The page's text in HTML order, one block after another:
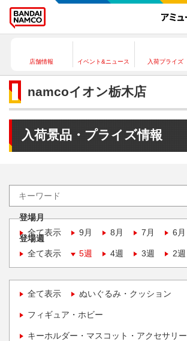
店舗情報 イベント&ニュース 入荷プライズ
namcoイオン栃木店
入荷景品・プライズ情報
登場月
全て表示
9月 8月 7月 6月
登場週
全て表示
5週 4週 3週 2週
全て表示 ぬいぐるみ・クッション
フィギュア・ホビー
キーホルダー・マスコット・アクセサリー